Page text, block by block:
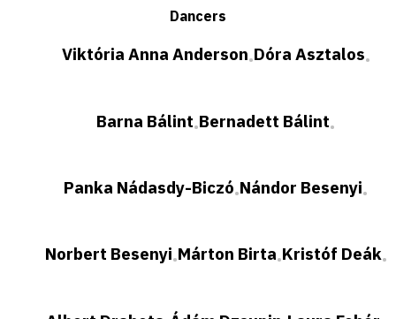
Dancers
Viktória Anna Anderson•Dóra Asztalos•
Barna Bálint•Bernadett Bálint•
Panka Nádasdy-Biczó•Nándor Besenyi•
Norbert Besenyi•Márton Birta•Kristóf Deák•